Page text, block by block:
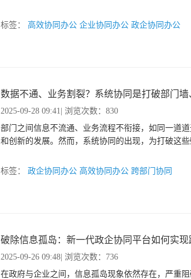
标签： 高效协同办公 企业协同办公 政企协同办公
数据不通、业务割裂？系统协同是打破部门
2025-09-28 09:41 | 浏览次数：830
部门之间信息不流通、业务流程不衔接，如同一道
和创新的发展。然而，系统协同的出现，为打破这
标签： 政企协同办公 高效协同办公 跨部门协同
破除信息孤岛：新一代政企协同平台如何实现
2025-09-26 09:48 | 浏览次数：736
在政府与企业之间，信息孤岛现象依然存在，严重